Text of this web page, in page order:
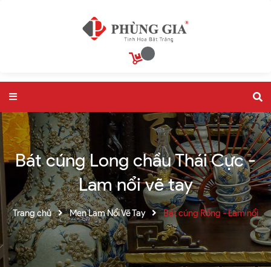
Bát cúng Long chầu Thái Cực -
Lam nổi vẽ tay
Trang chủ Men Lam Nổi Vẽ Tay Bát cúng Rồng - Lam nổi